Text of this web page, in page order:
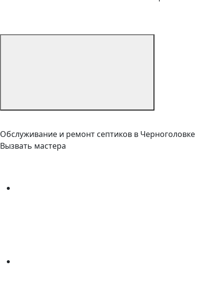
Обслуживание и ремонт септиков в Черноголовке
Вызвать мастера